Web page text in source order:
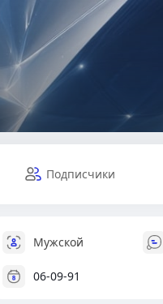
Подписчики
Мужской
06-09-91